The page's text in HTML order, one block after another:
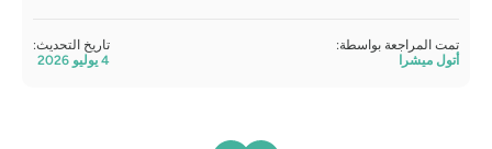
تمت المراجعة بواسطة:
أتول ميشرا
تاريخ التحديث: